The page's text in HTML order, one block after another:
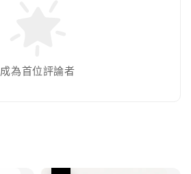
成為首位評論者